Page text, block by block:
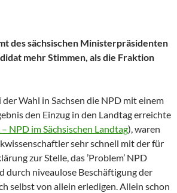
des sächsischen Ministerpräsidenten
mehr Stimmen, als die Fraktion
Wahl in Sachsen die NPD mit einem
den Einzug in den Landtag erreichte
NPD im Sächsischen Landtag), waren
sehr schnell mit der für
zur Stelle, das ’Problem’ NPD
durch niveaulose Beschäftigung der
selbst von allein erledigen. Allein schon